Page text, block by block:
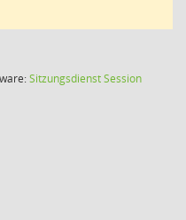
SitzungsdienstSession(Wird in